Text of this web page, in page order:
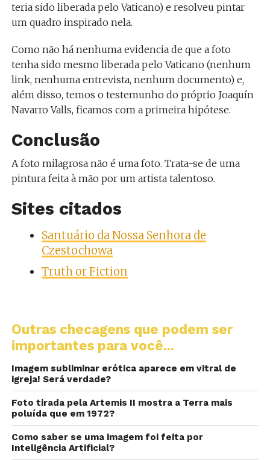
teria sido liberada pelo Vaticano) e resolveu pintar
um quadro inspirado nela.
Como não há nenhuma evidencia de que a foto
tenha sido mesmo liberada pelo Vaticano (nenhum
link, nenhuma entrevista, nenhum documento) e,
além disso, temos o testemunho do próprio Joaquín
Navarro Valls, ficamos com a primeira hipótese.
Conclusão
A foto milagrosa não é uma foto. Trata-se de uma
pintura feita à mão por um artista talentoso.
Sites citados
Santuário da Nossa Senhora de
Czestochowa
Truth or Fiction
Outras checagens que podem ser
importantes para você...
Imagem subliminar erótica aparece em vitral de
igreja! Será verdade?
Foto tirada pela Artemis II mostra a Terra mais
poluída que em 1972?
Como saber se uma imagem foi feita por
Inteligência Artificial?